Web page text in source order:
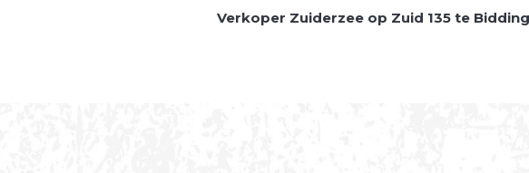
Verkoper Zuiderzee op Zuid 135 te